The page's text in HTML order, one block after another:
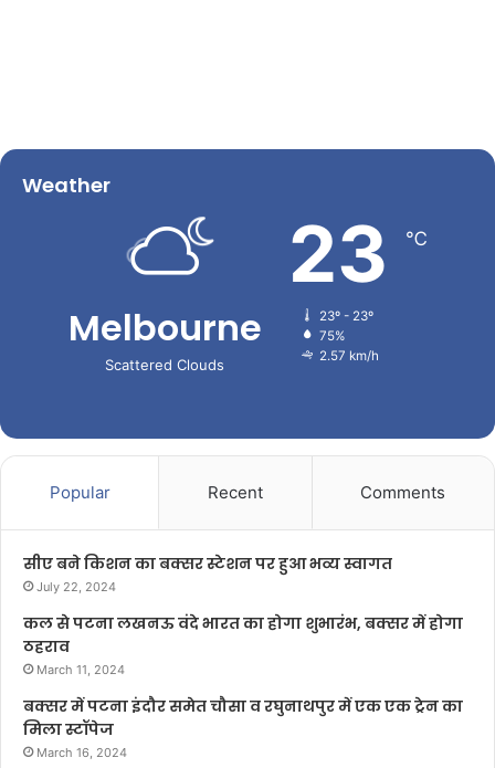
Weather
Melbourne
Scattered Clouds
23 ℃
23º - 23º
75%
2.57 km/h
Popular Recent Comments
सीए बने किशन का बक्सर स्टेशन पर हुआ भव्य स्वागत
July 22, 2024
कल से पटना लखनऊ वंदे भारत का होगा शुभारंभ, बक्सर में होगा
ठहराव
March 11, 2024
बक्सर में पटना इंदौर समेत चौसा व रघुनाथपुर में एक एक ट्रेन का
मिला स्टॉपेज
March 16, 2024